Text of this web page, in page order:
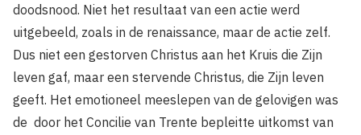
doodsnood. Niet het resultaat van een actie werd
uitgebeeld, zoals in de renaissance, maar de actie zelf.
Dus niet een gestorven Christus aan het Kruis die Zijn
leven gaf, maar een stervende Christus, die Zijn leven
geeft. Het emotioneel meeslepen van de gelovigen was
de door het Concilie van Trente bepleitte uitkomst van